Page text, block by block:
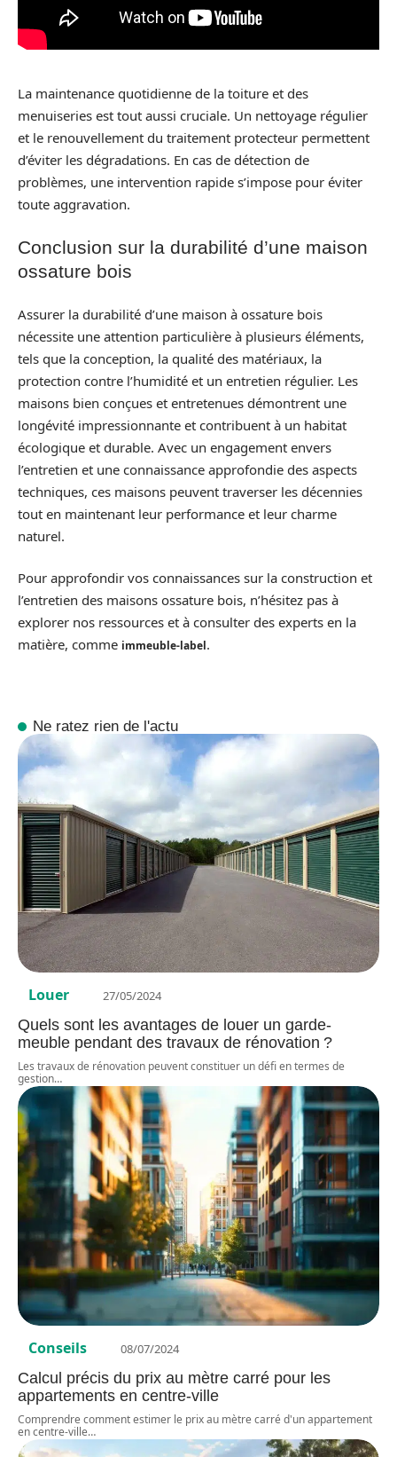
La maintenance quotidienne de la toiture et des
menuiseries est tout aussi cruciale. Un nettoyage régulier
et le renouvellement du traitement protecteur permettent
d’éviter les dégradations. En cas de détection de
problèmes, une intervention rapide s’impose pour éviter
toute aggravation.
Conclusion sur la durabilité d’une maison
ossature bois
Assurer la durabilité d’une maison à ossature bois
nécessite une attention particulière à plusieurs éléments,
tels que la conception, la qualité des matériaux, la
protection contre l’humidité et un entretien régulier. Les
maisons bien conçues et entretenues démontrent une
longévité impressionnante et contribuent à un habitat
écologique et durable. Avec un engagement envers
l’entretien et une connaissance approfondie des aspects
techniques, ces maisons peuvent traverser les décennies
tout en maintenant leur performance et leur charme
naturel.
Pour approfondir vos connaissances sur la construction et
l’entretien des maisons ossature bois, n’hésitez pas à
explorer nos ressources et à consulter des experts en la
matière, comme immeuble-label.
Ne ratez rien de l'actu
Louer 27/05/2024
Quels sont les avantages de louer un garde-
meuble pendant des travaux de rénovation ?
Les travaux de rénovation peuvent constituer un défi en termes de
gestion…
Conseils 08/07/2024
Calcul précis du prix au mètre carré pour les
appartements en centre-ville
Comprendre comment estimer le prix au mètre carré d'un appartement
en centre-ville…